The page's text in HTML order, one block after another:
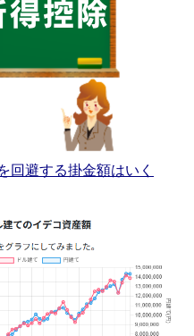
回避する掛金額はいく